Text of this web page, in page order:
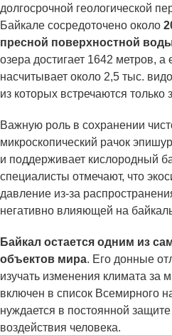
долгосрочной геологической
Байкале сосредоточено около
пресной поверхностной
озера достигает 1642 метров, а
насчитывает около 2,5 тыс.
из которых встречаются только
Важную роль в сохранении
микроскопический рачок
и поддерживает кислородный
специалисты отмечают, что
давление из-за
негативно влияющей на
Байкал остается одним из
объектов мира. Его донные
изучать изменения климата за
включен в список Всемирного
нуждается в постоянной защите
воздействия человека.